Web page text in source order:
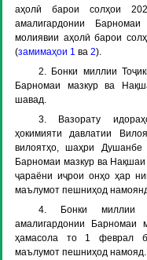
аҳолӣ барои солҳои
амалигардонии
молиявии аҳолӣ барои
(замимаҳои 1 ва 2).
2. Бонки миллии
Барномаи мазкур ва
шавад.
3. Вазорату
ҳокимияти давлатии
вилоятҳо, шаҳри Душанбе
Барномаи мазкур ва
ҷараёни иҷрои онҳо ҳар
маълумот пешниҳод
4. Бонки миллии
амалигардонии Барномаи
ҳамасола то 1 феврал
маълумот пешниҳод намояд.